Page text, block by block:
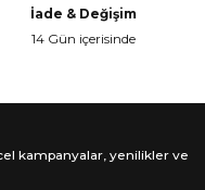
İade & Değişim
14 Gün içerisinde
kampanyalar, yenilikler ve